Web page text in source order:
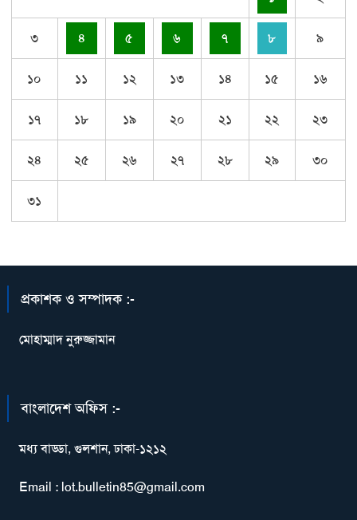
৩ ৪ ৫ ৬ ৭ ৮ ৯
১০ ১১ ১২ ১৩ ১৪ ১৫ ১৬
১৭ ১৮ ১৯ ২০ ২১ ২২ ২৩
২৪ ২৫ ২৬ ২৭ ২৮ ২৯ ৩০
৩১
প্রকাশক ও সম্পাদক :-
মোহাম্মাদ নুরুজ্জামান
বাংলাদেশ অফিস :-
মধ্য বাড্ডা, গুলশান, ঢাকা-১২১২
Email : lot.bulletin85@gmail.com